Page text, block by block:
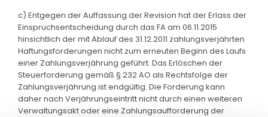
c) Entgegen der Auffassung der Revision hat der Erlass der
Einspruchsentscheidung durch das FA am 06.11.2015
hinsichtlich der mit Ablauf des 31.12.2011 zahlungsverjährten
Haftungsforderungen nicht zum erneuten Beginn des Laufs
einer Zahlungsverjährung geführt. Das Erlöschen der
Steuerforderung gemäß § 232 AO als Rechtsfolge der
Zahlungsverjährung ist endgültig. Die Forderung kann
daher nach Verjährungseintritt nicht durch einen weiteren
Verwaltungsakt oder eine Zahlungsaufforderung der